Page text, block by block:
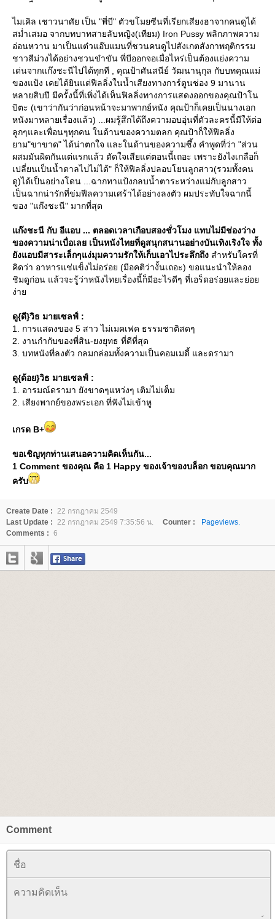
ไมเคิล เชาวนาศัย เป็น "พี่บี" ตัวขโมยซีนที่เรียกเสียงฮาจากคนดูได้
สม่ำเสมอ จากบทบาทสายลับหญิง(เทียม) Iron Pussy พลิกภาพความ
อ่อนหวาน มาเป็นแต๋วแอ๊บแมนที่ชวนคนดูไปสังเกตสังกาพฤติกรรม
ชาวสีม่วงได้อย่างชวนขำขัน พี่บีออกจอเมื่อไหร่เป็นต้องแย่งความ
เด่นจากแก๊งชะนีไปได้ทุกที , คุณป้าศันสนีย์ วัฒนานุกุล กับบทคุณแม่
ของแป้ง เคยได้ยินแต่ฟีลลิ่งในน้ำเสียงทางการ์ตูนช่อง 9 มานาน
หลายสิบปี มีครั้งนี้ที่เพิ่งได้เห็นฟิลลิ่งทางการแสดงออกของคุณป้าโน
บิตะ (เขาว่ากันว่าก่อนหน้าจะมาพากย์หนัง คุณป้าก็เคยเป็นนางเอก
หนังมาหลายเรื่องแล้ว) ...ผมรู้สึกได้ถึงความอบอุ่นที่ตัวละครนี้มีให้ต่อ
ลูกๆและเพื่อนๆทุกคน ในด้านของความตลก คุณป้าก็ให้ฟีลลิ่ง
าม"ขาขาด" ได้น่าตกใจ และในด้านของความซึ้ง คำพูดที่ว่า "ส่วน
ผสมมันผิดกันแต่แรกแล้ว ตัดใจเสียแต่ตอนนี้เถอะ เพราะยังไงเกลือก็
เปลี่ยนเป็นน้ำตาลไปไม่ได้" ก็ให้ฟีลลิ่งปลอบโยนลูกสาว(รวมทั้งคน
ดู)ได้เป็นอย่างโดน ...ฉากทาแป้งกลบน้ำตาระหว่างแม่กับลูกสาว
เป็นฉากน่ารักที่ข่มฟีลความเศร้าได้อย่างลงตัว ผมประทับใจฉากนี้
ของ "แก๊งชะนี" มากที่สุด
ก๊งชะนี กับ อีแอบ ... ตลอดเวลาเกือบสองชั่วโมง แทบไม่มีช่องว่าง
ของความน่าเบื่อเลย เป็นหนังไทยที่ดูสนุกสนานอย่างบันเทิงเริงใจ ทั้ง
ังแอบมีสาระเล็กๆแง่มุมความรักให้เก็บเอาไประลึกถึง สำหรับใครที่
คิดว่า อาหารแช่แข็งไม่อร่อย (มีอคติว่างั้นเถอะ) ขอแนะนำให้ลอง
ชิมดูก่อน แล้วจะรู้ว่าหนังไทยเรื่องนี้ก็มีอะไรดีๆ ที่เอร็ดอร่อยและย่อ
ง่า
ดู{ดี}วิธ มายเซลฟ์ :
1. การแสดงของ 5 สาว ไม่เมคเฟค ธรรมชาติสดๆ
2. งานกำกับของพี่สิน-ยงยุทธ ที่ดีที่สุด
3. บทหนังที่ลงตัว กลมกล่อมทั้งความเป็นคอมเมดี้ และดรามา
ดู{ด้อย}วิธ มายเซลฟ์ :
1. อารมณ์ดรามา ยังขาดๆแหว่งๆ เติมไม่เต็ม
2. เสียงพากย์ของพระเอก ที่ฟังไม่เข้าหู
เกรด B+
ขอเชิญทุกท่านเสนอความคิดเห็นกัน...
1 Comment ของคุณ คือ 1 Happy ของเจ้าของบล็อก ขอบคุณมาก
ครับ
Create Date : 22 กรกฎาคม 2549
Last Update : 22 กรกฎาคม 2549 7:35:56 น. Counter :
Pageviews.
Comments : 6
Comment